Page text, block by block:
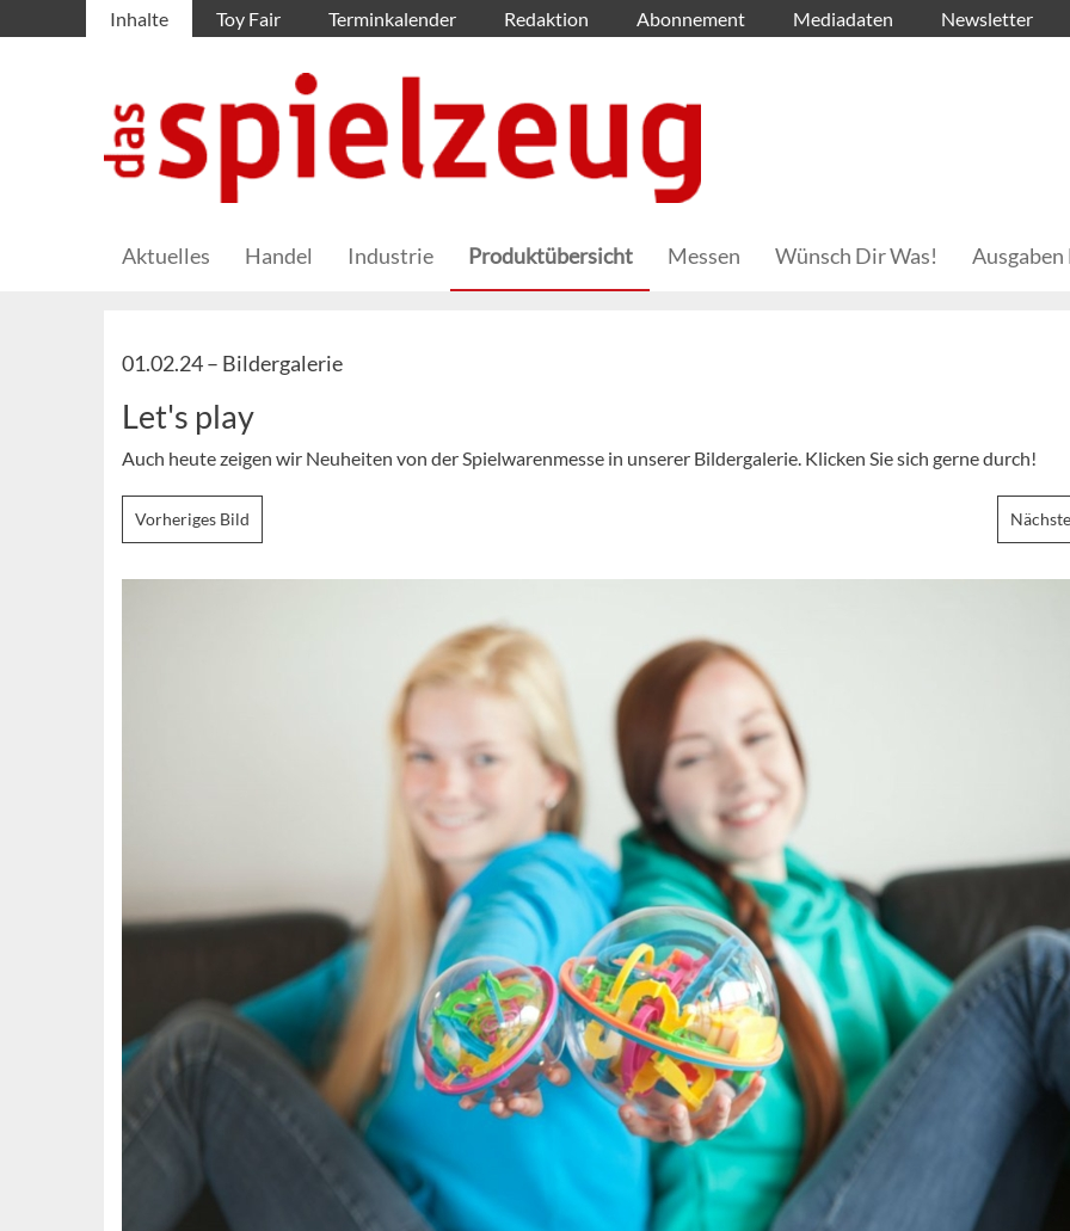
Inhalte Toy Fair Terminkalender Redaktion Abonnement Mediadaten Newsletter
Aktuelles Handel Industrie Produktübersicht Messen Wünsch Dir Was!
01.02.24 – Bildergalerie
Let's play
Auch heute zeigen wir Neuheiten von der Spielwarenmesse in unserer Bildergalerie. Klicken Sie sich gerne durch!
Vorheriges Bild